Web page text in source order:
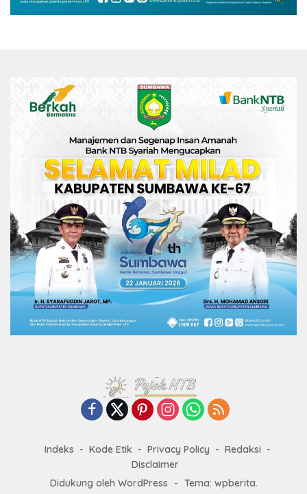
Indeks Kode Etik Privacy Policy
Redaksi
Disclaimer
Didukung oleh WordPress
- Tema: wpberita.